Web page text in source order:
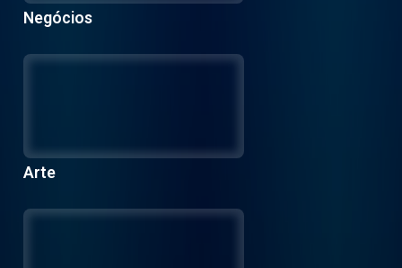
Negócios
Arte